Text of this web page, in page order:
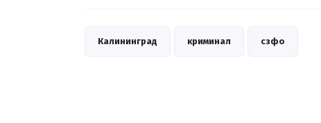
Калининград криминал сзфо